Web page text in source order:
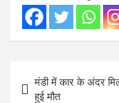
Post
navigation
मंडी में कार के अंदर
हुई मौत